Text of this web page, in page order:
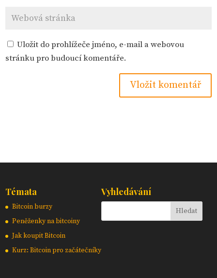
Uložit do prohlížeče jméno, e-mail a webovou
stránku pro budoucí komentáře.
Témata
Bitcoin burzy
Peněženky na bitcoiny
Jak koupit Bitcoin
Kurz: Bitcoin pro začátečníky
Vyhledávání